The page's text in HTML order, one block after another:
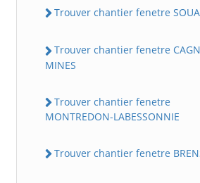
Trouver chantier fenetre
Trouver chantier fenetre
MINES
Trouver chantier fenetre
MONTREDON-LABESSONNIE
Trouver chantier fenetre